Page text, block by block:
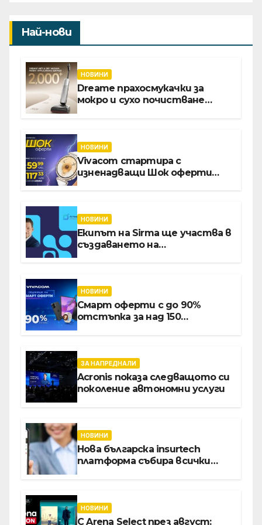
Най-нови
НОВИНИ
Dreame прахосмукачки за
мокро и сухо почистване
НОВИНИ
Vivacom стартира с
изненадващи Шок оферти
НОВИНИ
Екипът на Sirma ще участва в
създаването на
хотелиерството
НОВИНИ
Смарт оферти с до 90%
отстъпка за над 150
ЗА НАПРЕДНАЛИ
Acronis показа следващото си
поколение автономни услуги
НОВИНИ
Нова българска insurtech
платформа събира всички
НОВИНИ
С Arena Select през август: